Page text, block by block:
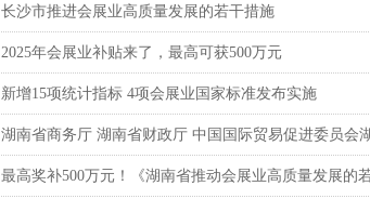
长沙市推进会展业高质量发展的若干措施
2025年会展业补贴来了，最高可获500万元
新增15项统计指标 4项会展业国家标准发布实施